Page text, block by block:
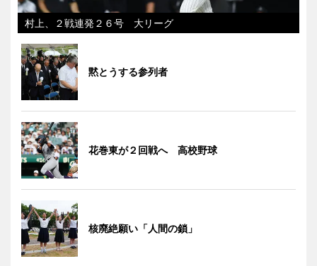
村上、２戦連発２６号 大リーグ
黙とうする参列者
花巻東が２回戦へ 高校野球
核廃絶願い「人間の鎖」